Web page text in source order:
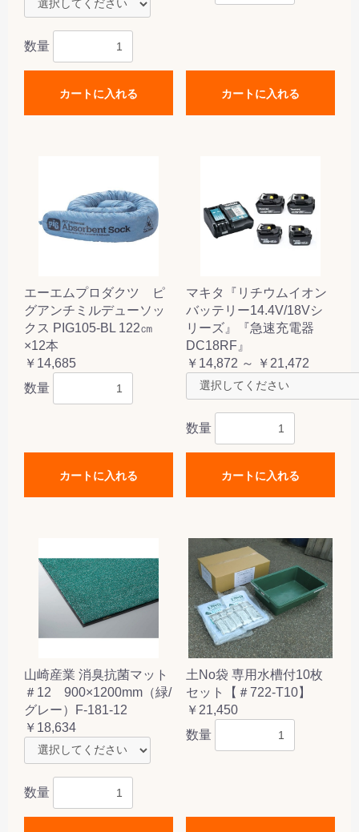
数量
カートに入れる カートに入れる
エーエムプロダクツ ピ
グアンチミルデューソッ
クス PIG105-BL 122㎝
×12本
￥14,685
数量
カートに入れる
マキタ『リチウムイオン
バッテリー14.4V/18Vシ
リーズ』『急速充電器
DC18RF』
￥14,872 ～ ￥21,472
数量
カートに入れる
山崎産業 消臭抗菌マット
＃12 900×1200mm（緑/
グレー）F-181-12
￥18,634
数量
土No袋 専用水槽付10枚
セット【＃722-T10】
￥21,450
数量